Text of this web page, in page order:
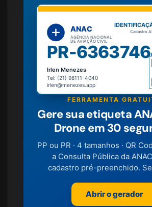
ANAC
AGÊNCIA NACIONAL
DE AVIAÇÃO CIVIL
Cadastro
PR-
Irlen Menezes
Tel: (21) 98111-4040
irlen@menezes.app
FERRAMENTA
Gere sua etiqueta
Drone em 30
PP ou PR · 4 tamanhos · QR
a Consulta Pública da
cadastro pré-preenchido.
Abrir o gerador